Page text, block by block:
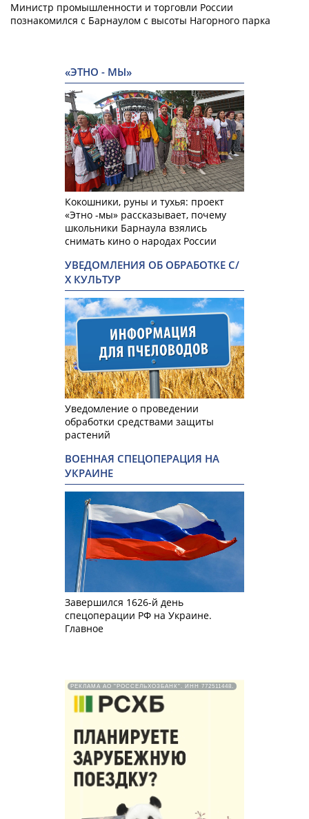
Министр промышленности и торговли России
познакомился с Барнаулом с высоты Нагорного парка
«ЭТНО - МЫ»
Кокошники, руны и тухья: проект
«Этно -мы» рассказывает, почему
школьники Барнаула взялись
снимать кино о народах России
УВЕДОМЛЕНИЯ ОБ ОБРАБОТКЕ С/
Х КУЛЬТУР
Уведомление о проведении
обработки средствами защиты
растений
ВОЕННАЯ СПЕЦОПЕРАЦИЯ НА
УКРАИНЕ
Завершился 1626-й день
спецоперации РФ на Украине.
Главное
РЕКЛАМА АО "РОССЕЛЬХОЗБАНК". ИНН 772511448.